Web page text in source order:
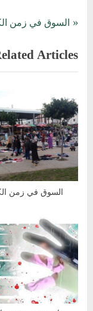
المدونة
تصفّح
المقالات
P
e
v
o
u
s
P
o
:
السوق في زمن
Articles
السوق في زمن